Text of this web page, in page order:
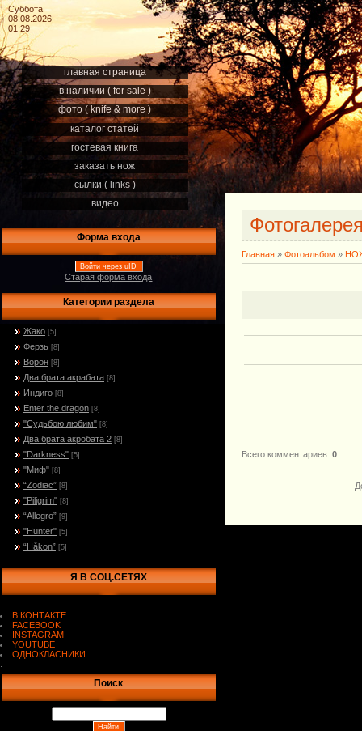
Суббота
08.08.2026
01:29
главная страница
в наличии ( for sale )
фото ( knife & more )
каталог статей
гостевая книга
заказать нож
сылки ( links )
видео
Форма входа
Войти через uID
Старая форма входа
Категории раздела
Жако [5]
Ферзь [8]
Ворон [8]
Два брата акрабата [8]
Индиго [8]
Enter the dragon [8]
"Судьбою любим" [8]
Два брата акробата 2 [8]
"Darkness" [5]
"Миф" [8]
“Zodiac” [8]
"Piligrim" [8]
“Allegro” [9]
"Hunter" [5]
“Håkon” [5]
Я В СОЦ.СЕТЯХ
В КОНТАКТЕ
FACEBOOK
INSTAGRAM
YOUTUBE
ОДНОКЛАСНИКИ
Поиск
Главная » Фотоальбом »
Всего комментариев: 0